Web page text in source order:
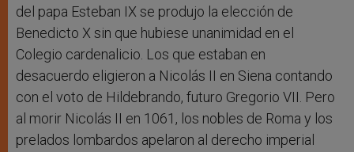
del papa Esteban IX se produjo la elección de
Benedicto X sin que hubiese unanimidad en el
Colegio cardenalicio. Los que estaban en
desacuerdo eligieron a Nicolás II en Siena contando
con el voto de Hildebrando, futuro Gregorio VII. Pero
al morir Nicolás II en 1061, los nobles de Roma y los
prelados lombardos apelaron al derecho imperial